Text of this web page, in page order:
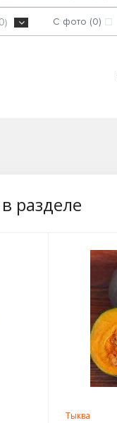
С фото (0)
разделе
Тыква